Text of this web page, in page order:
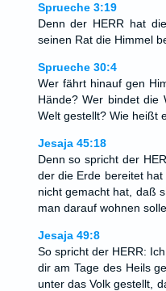
Sprueche 3:19
Denn der HERR hat
seinen Rat die Himmel
Sprueche 30:4
Wer fährt hinauf gen
Hände? Wer bindet die
Welt gestellt? Wie heißt
Jesaja 45:18
Denn so spricht der
der die Erde bereitet
nicht gemacht hat, daß
man darauf wohnen
Jesaja 49:8
So spricht der HERR:
dir am Tage des Heils
unter das Volk gestellt,